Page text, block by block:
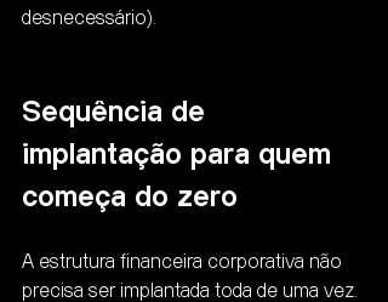
desnecessário).
Sequência de
implantação para quem
começa do zero
A estrutura financeira corporativa não
precisa ser implantada toda de uma vez.